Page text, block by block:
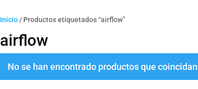
Inicio/ Productos etiquetados “airflow”
airflow
No se han encontrado productos que